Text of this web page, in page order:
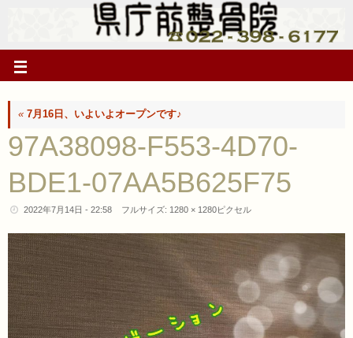
« 7月16日、いよいよオープンです♪
97A38098-F553-4D70-
BDE1-07AA5B625F75
2022年7月14日 - 22:58 フルサイズ: 1280 × 1280ピクセル